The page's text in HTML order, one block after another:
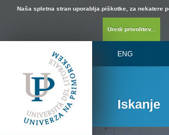
Naša spletna stran uporablja piškotke, za nekatere
Uredi privolitev...
ENG
Iskanje